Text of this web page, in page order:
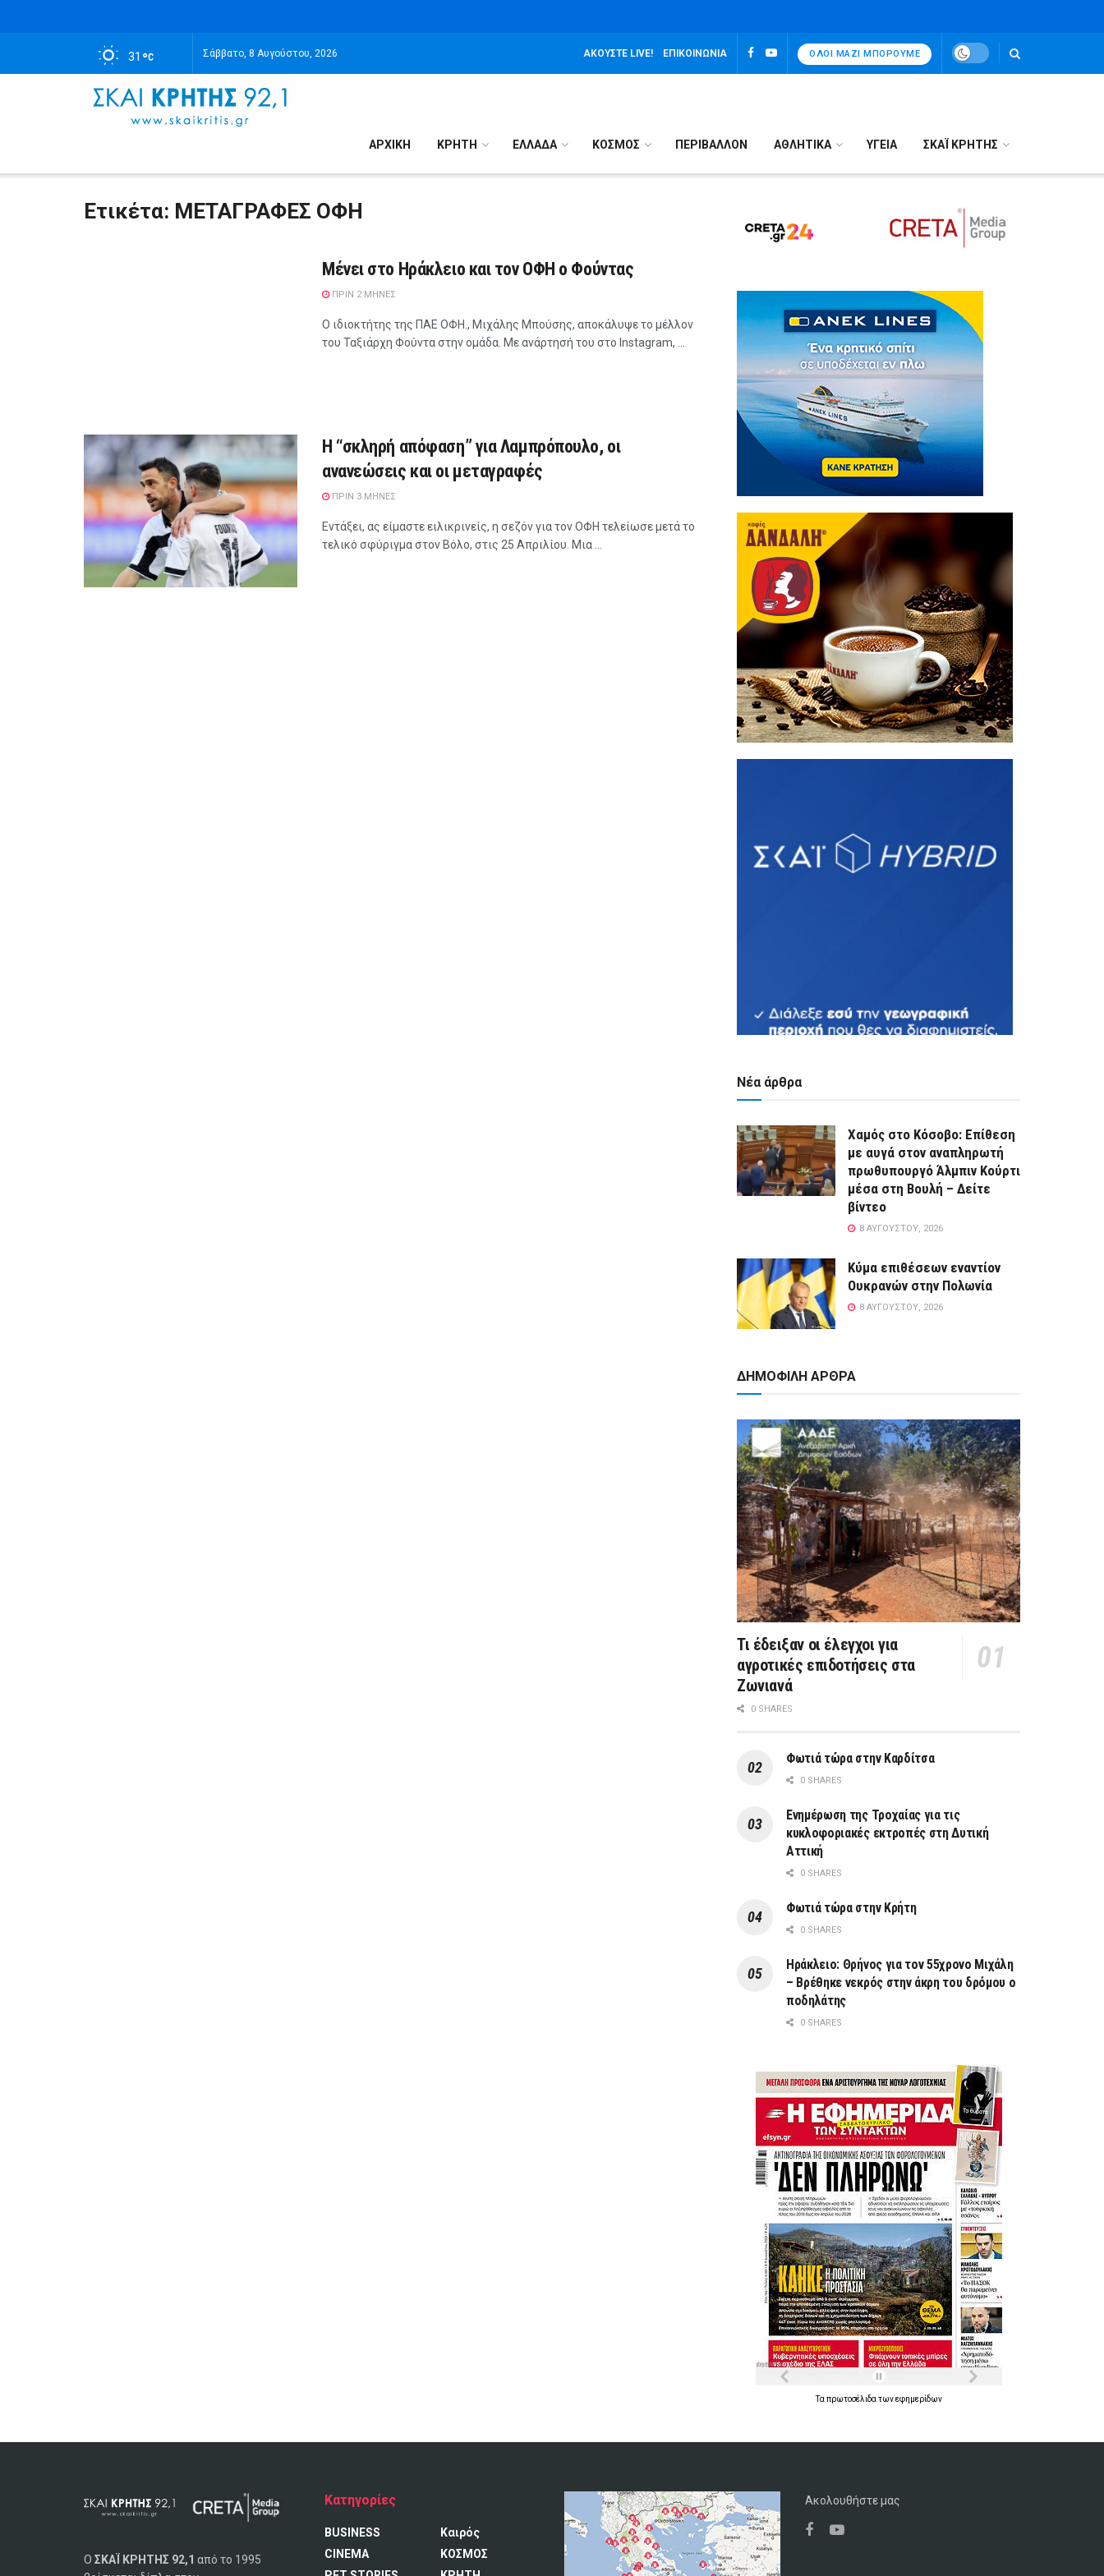
31 Σάββατο, 8 Αυγούστου, 2026 ΑΚΟΎΣΤΕ LIVE! ΕΠΙΚΟΙΝΩΝΊΑ ΌΛΟΙ ΜΑΖΊ ΜΠΟΡΟΎΜΕ
ΑΡΧΙΚΉ ΚΡΗΤΗ ΕΛΛΑΔΑ ΚΟΣΜΟΣ ΠΕΡΙΒΑΛΛΟΝ ΑΘΛΗΤΙΚΑ ΥΓΕΙΑ ΣΚΑΪ ΚΡΗΤΗΣ
Ετικέτα: ΜΕΤΑΓΡΑΦΕΣ ΟΦΗ
Μένει στο Ηράκλειο και τον ΟΦΗ ο Φούντας
ΠΡΙΝ 2 ΜΉΝΕΣ
Ο ιδιοκτήτης της ΠΑΕ ΟΦΗ., Μιχάλης Μπούσης, αποκάλυψε το μέλλον
του Ταξιάρχη Φούντα στην ομάδα. Με ανάρτησή του στο Instagram, ...
Η “σκληρή απόφαση” για Λαμπρόπουλο, οι
ανανεώσεις και οι μεταγραφές
ΠΡΙΝ 3 ΜΉΝΕΣ
Eντάξει, ας είμαστε ειλικρινείς, η σεζόν για τον ΟΦΗ τελείωσε μετά το
τελικό σφύριγμα στον Βόλο, στις 25 Απριλίου. Μια ...
Νέα άρθρα
Χαμός στο Κόσοβο: Επίθεση
με αυγά στον αναπληρωτή
πρωθυπουργό Άλμπιν Κούρτι
μέσα στη Βουλή – Δείτε
βίντεο
8 ΑΥΓΟΎΣΤΟΥ, 2026
Κύμα επιθέσεων εναντίον
Ουκρανών στην Πολωνία
8 ΑΥΓΟΎΣΤΟΥ, 2026
ΔΗΜΟΦΙΛΗ ΑΡΘΡΑ
Τι έδειξαν οι έλεγχοι για
αγροτικές επιδοτήσεις στα
Ζωνιανά
0 SHARES
Φωτιά τώρα στην Καρδίτσα
0 SHARES
Ενημέρωση της Τροχαίας για τις
κυκλοφοριακές εκτροπές στη Δυτική
Αττική
0 SHARES
Φωτιά τώρα στην Κρήτη
0 SHARES
Ηράκλειο: Θρήνος για τον 55χρονο Μιχάλη
– Βρέθηκε νεκρός στην άκρη του δρόμου ο
ποδηλάτης
0 SHARES
Τα πρωτοσέλιδα τωνεφημερίδων
Ο ΣΚΑΪ ΚΡΗΤΗΣ 92,1 από το 1995
Κατηγορίες
BUSINESS
CINEMA
Καιρός
ΚΟΣΜΟΣ
Ακολουθήστε μας